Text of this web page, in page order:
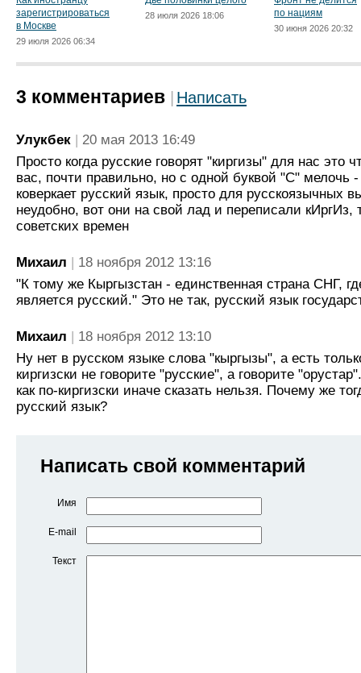
зарегистрироваться
в Москве
29 июля 2026 06:34
28 июля 2026 18:06
по нациям
30 июня 2026 20:32
3 комментариев Написать
Улукбек
20 мая 2013 16:49
Просто когда русские говорят "киргизы" для нас это
вас, почти правильно, но с одной буквой "С" мелочь
коверкает русский язык, просто для русскоязычных
неудобно, вот они на свой лад и переписали кИргИз,
советских времен
Михаил
18 ноября 2012 13:16
"К тому же Кыргызстан - единственная страна СНГ,
является русский." Это не так, русский язык
Михаил
18 ноября 2012 13:10
Ну нет в русском языке слова "кыргызы", а есть
киргизски не говорите "русские", а говорите
как по-киргизски иначе сказать нельзя. Почему же
русский язык?
Написать свой комментарий
Имя
E-mail
Текст